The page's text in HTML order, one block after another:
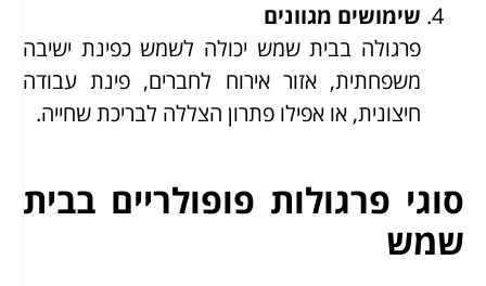
שימושים מגוונים
פרגולה בבית שמש יכולה לשמש כפינת ישיבה
משפחתית, אזור אירוח לחברים, פינת עבודה
חיצונית, או אפילו פתרון הצללה לבריכת שחייה.
סוגי פרגולות פופולריים בבית
שמש